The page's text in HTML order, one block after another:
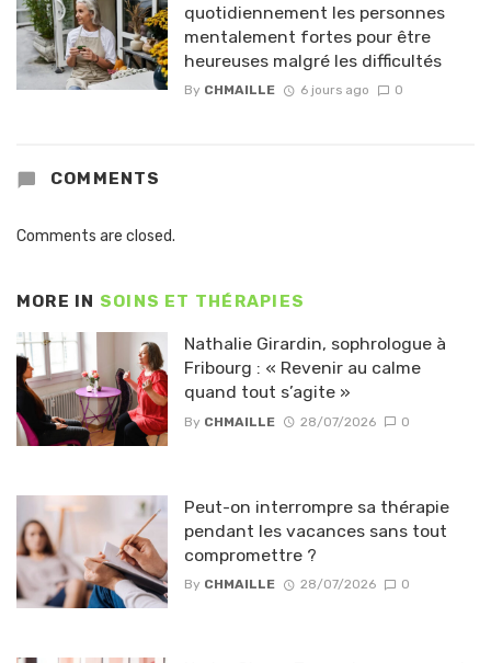
quotidiennement les personnes
mentalement fortes pour être
heureuses malgré les difficultés
By CHMAILLE 6 jours ago 0
COMMENTS
Comments are closed.
MORE IN SOINS ET THÉRAPIES
Nathalie Girardin, sophrologue à
Fribourg : « Revenir au calme
quand tout s’agite »
By CHMAILLE 28/07/2026 0
Peut-on interrompre sa thérapie
pendant les vacances sans tout
compromettre ?
By CHMAILLE 28/07/2026 0